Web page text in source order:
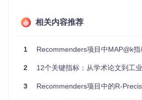
# 添加预测和地面真相数据
# ...
项目及技术应用场景
相关内容推荐
1 Recommenders项目中MAP@k
2 12个关键指标：从学术论文到工业落地的
3 Recommenders项目中的R-